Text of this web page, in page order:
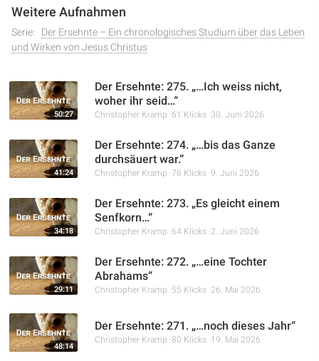
Weitere Aufnahmen
Serie:
Der Ersehnte – Ein chronologisches Studium über das Leben
und Wirken von Jesus Christus
50:27
Der Ersehnte: 275. „…Ich weiss nicht,
woher ihr seid…“
Christopher Kramp 61 Klicks 30. Juni 2026
41:24
Der Ersehnte: 274. „…bis das Ganze
durchsäuert war.“
Christopher Kramp 76 Klicks 9. Juni 2026
34:18
Der Ersehnte: 273. „Es gleicht einem
Senfkorn…“
Christopher Kramp 64 Klicks 2. Juni 2026
29:11
Der Ersehnte: 272. „…eine Tochter
Abrahams“
Christopher Kramp 55 Klicks 26. Mai 2026
48:14
Der Ersehnte: 271. „…noch dieses Jahr“
Christopher Kramp 80 Klicks 19. Mai 2026